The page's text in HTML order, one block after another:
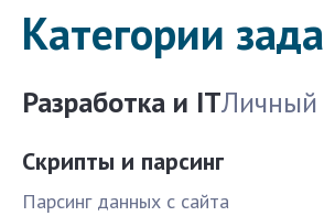
Категории
Разработка и IT
Скрипты и парсинг
Парсинг данных с сайта